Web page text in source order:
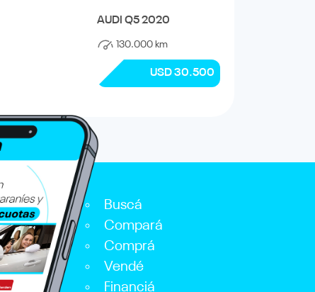
AUDI Q5 2020
130.000 km
USD 30.500
Buscá
Compará
Comprá
Vendé
Financiá